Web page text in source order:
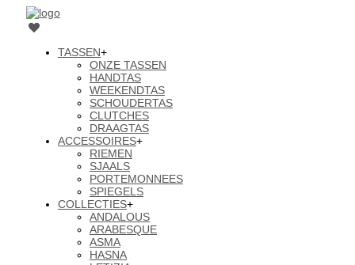
TASSEN+
ONZE TASSEN
HANDTAS
WEEKENDTAS
SCHOUDERTAS
CLUTCHES
DRAAGTAS
ACCESSOIRES+
RIEMEN
SJAALS
PORTEMONNEES
SPIEGELS
COLLECTIES+
ANDALOUS
ARABESQUE
ASMA
HASNA